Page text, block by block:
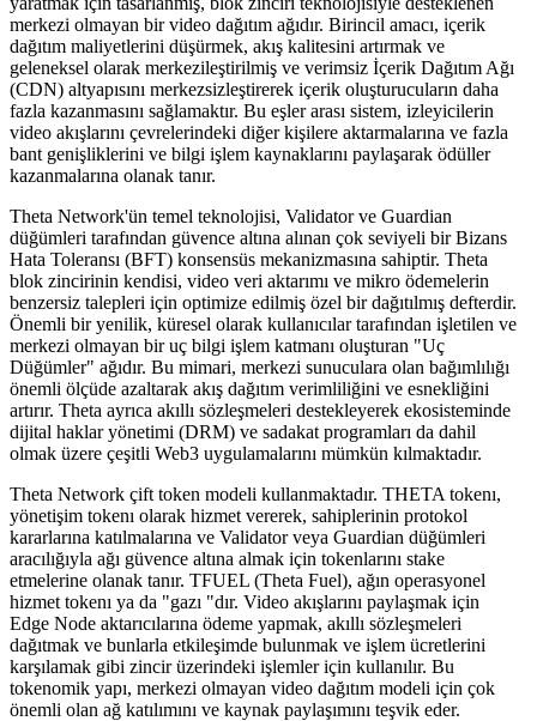
merkezi olmayan bir video dağıtım ağıdır. Birincil amacı, içerik
dağıtım maliyetlerini düşürmek, akış kalitesini artırmak ve
geleneksel olarak merkezileştirilmiş ve verimsiz İçerik Dağıtım Ağı
(CDN) altyapısını merkezsizleştirerek içerik oluşturucuların daha
fazla kazanmasını sağlamaktır. Bu eşler arası sistem, izleyicilerin
video akışlarını çevrelerindeki diğer kişilere aktarmalarına ve fazla
bant genişliklerini ve bilgi işlem kaynaklarını paylaşarak ödüller
kazanmalarına olanak tanır.
Theta Network'ün temel teknolojisi, Validator ve Guardian
düğümleri tarafından güvence altına alınan çok seviyeli bir Bizans
Hata Toleransı (BFT) konsensüs mekanizmasına sahiptir. Theta
blok zincirinin kendisi, video veri aktarımı ve mikro ödemelerin
benzersiz talepleri için optimize edilmiş özel bir dağıtılmış defterdir.
Önemli bir yenilik, küresel olarak kullanıcılar tarafından işletilen ve
merkezi olmayan bir uç bilgi işlem katmanı oluşturan "Uç
Düğümler" ağıdır. Bu mimari, merkezi sunuculara olan bağımlılığı
önemli ölçüde azaltarak akış dağıtım verimliliğini ve esnekliğini
artırır. Theta ayrıca akıllı sözleşmeleri destekleyerek ekosisteminde
dijital haklar yönetimi (DRM) ve sadakat programları da dahil
olmak üzere çeşitli Web3 uygulamalarını mümkün kılmaktadır.
Theta Network çift token modeli kullanmaktadır. THETA tokenı,
yönetişim tokenı olarak hizmet vererek, sahiplerinin protokol
kararlarına katılmalarına ve Validator veya Guardian düğümleri
aracılığıyla ağı güvence altına almak için tokenlarını stake
etmelerine olanak tanır. TFUEL (Theta Fuel), ağın operasyonel
hizmet tokenı ya da "gazı "dır. Video akışlarını paylaşmak için
Edge Node aktarıcılarına ödeme yapmak, akıllı sözleşmeleri
dağıtmak ve bunlarla etkileşimde bulunmak ve işlem ücretlerini
karşılamak gibi zincir üzerindeki işlemler için kullanılır. Bu
tokenomik yapı, merkezi olmayan video dağıtım modeli için çok
önemli olan ağ katılımını ve kaynak paylaşımını teşvik eder.